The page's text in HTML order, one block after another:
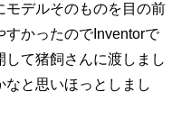
モデルそのものを目の前
すかったのでInventorで
て猪飼さんに渡しまし
と思いほっとしまし